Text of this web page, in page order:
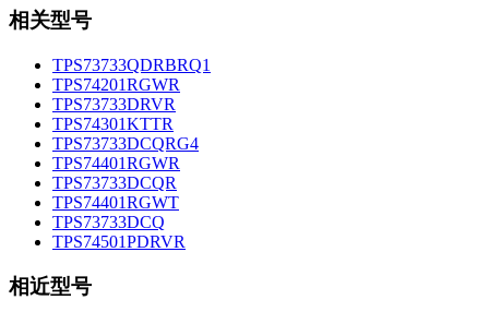
相关型号
TPS73733QDRBRQ1
TPS74201RGWR
TPS73733DRVR
TPS74301KTTR
TPS73733DCQRG4
TPS74401RGWR
TPS73733DCQR
TPS74401RGWT
TPS73733DCQ
TPS74501PDRVR
相近型号